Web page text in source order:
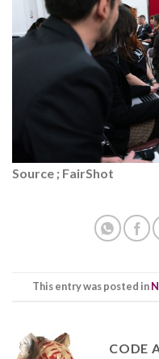
Source ; FairShot
This entry was posted in
CODE